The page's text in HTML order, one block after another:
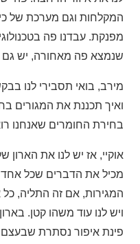
המקלחות וגם מערכת של
מפנקת. עבדנו פה
שנמצא פה מאחורה, יש גם
מירב, בואי תסבירי לנו
ואיך תכננת את המגורים
בחירת החומרים שאנחנו
אוקיי, אז יש לנו את הארון
מכיל את הדברים שכל
המגירות, אם זה התליה,
ויש לנו עוד משהו קטן.
פינת איפור נסתרת